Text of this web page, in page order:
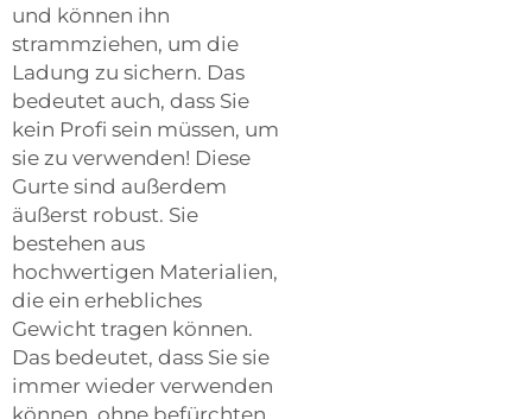
und können ihn
strammziehen, um die
Ladung zu sichern. Das
bedeutet auch, dass Sie
kein Profi sein müssen, um
sie zu verwenden! Diese
Gurte sind außerdem
äußerst robust. Sie
bestehen aus
hochwertigen Materialien,
die ein erhebliches
Gewicht tragen können.
Das bedeutet, dass Sie sie
immer wieder verwenden
können, ohne befürchten